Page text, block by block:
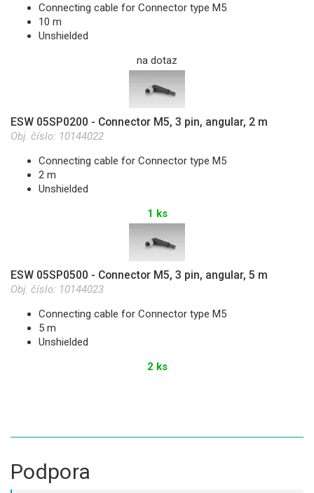
Connecting cable for Connector type M5
10 m
Unshielded
na dotaz
ESW 05SP0200 - Connector M5, 3 pin, angular, 2 m
Obj. číslo: 10144022
Connecting cable for Connector type M5
2 m
Unshielded
1 ks
ESW 05SP0500 - Connector M5, 3 pin, angular, 5 m
Obj. číslo: 10144023
Connecting cable for Connector type M5
5 m
Unshielded
2 ks
Podpora